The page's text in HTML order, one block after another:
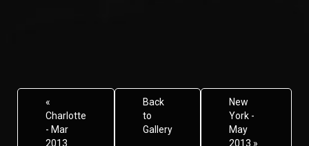
«
Charlotte
- Mar
2013
Back
to
Gallery
New
York -
May
2013 »